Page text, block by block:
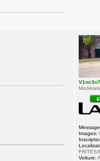
V1nc3n7
Images:
FRITES/
Voiture: